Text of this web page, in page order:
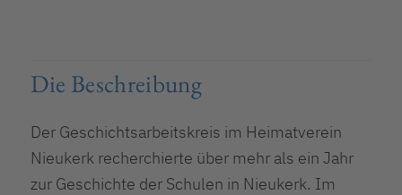
Die Beschreibung
Der Geschichtsarbeitskreis im Heimatverein
Nieukerk recherchierte über mehr als ein Jahr
zur Geschichte der Schulen in Nieukerk. Im